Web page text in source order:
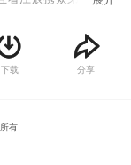
下载 分享
有